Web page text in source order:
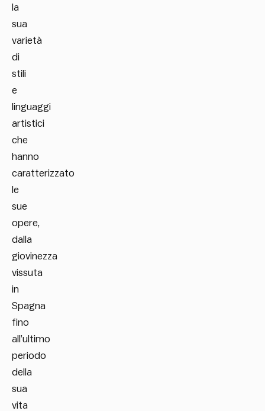
la
sua
varietà
di
stili
e
linguaggi
artistici
che
hanno
caratterizzato
le
sue
opere,
dalla
giovinezza
vissuta
in
Spagna
fino
all’ultimo
periodo
della
sua
vita